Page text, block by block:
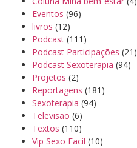
Eventos (96)
livros (12)
Podcast (111)
Podcast Participações (21)
Podcast Sexoterapia (94)
Projetos (2)
Reportagens (181)
Sexoterapia (94)
Televisão (6)
Textos (110)
Vip Sexo Facil (10)